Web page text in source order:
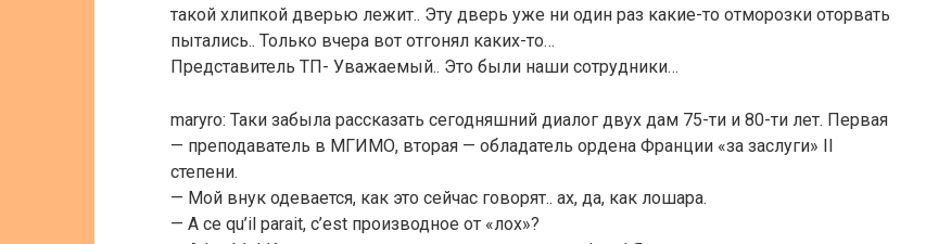
такой хлипкой дверью лежит.. Эту дверь уже ни один раз какие-то отморозки оторвать
пытались.. Только вчера вот отгонял каких-то…
Представитель ТП- Уважаемый.. Это были наши сотрудники…
maryro: Таки забыла рассказать сегодняшний диалог двух дам 75-ти и 80-ти лет. Первая
— преподаватель в МГИМО, вторая — обладатель ордена Франции «за заслуги» II
степени.
— Мой внук одевается, как это сейчас говорят.. ах, да, как лошара.
— A ce qu’il parait, c’est производное от «лох»?